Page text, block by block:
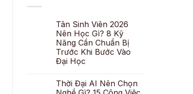
Tân Sinh Viên 2026
Nên Học Gì? 8 Kỹ
Năng Cần Chuẩn Bị
Trước Khi Bước Vào
Đại Học
Thời Đại AI Nên Chọn